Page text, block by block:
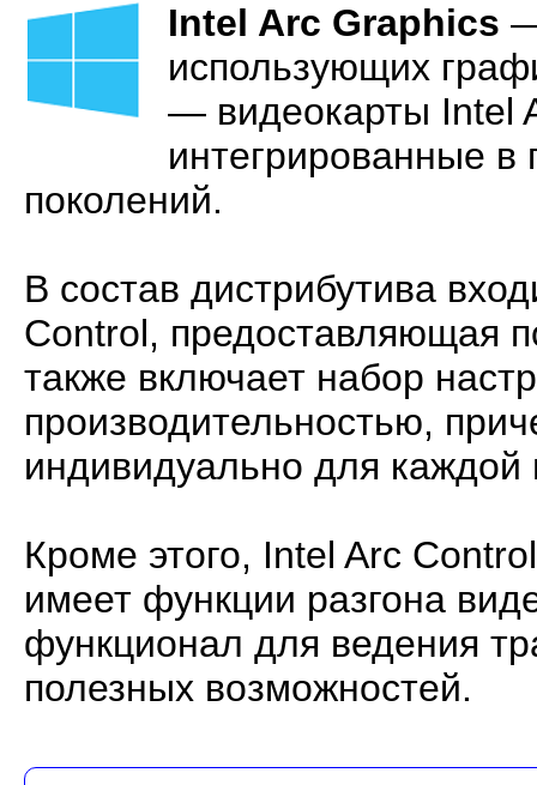
Intel Arc Graphics
использующих
— видеокарты Intel
интегрированные
поколений.
В состав дистрибутива
Control, предоставляющая
также включает набор
производительностью,
индивидуально для каждой
Кроме этого, Intel Arc
имеет функции разгона
функционал для ведения
полезных возможностей.